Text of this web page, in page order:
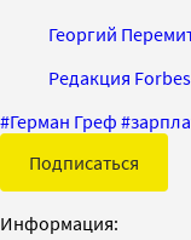
Георгий
Редакция Forbes
#Герман Греф #
Подписаться
Информация: